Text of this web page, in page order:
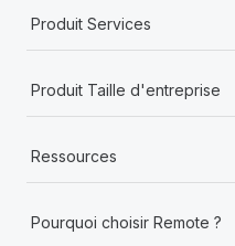
Produit Services
Produit Taille d'entreprise
Ressources
Pourquoi choisir Remote ?